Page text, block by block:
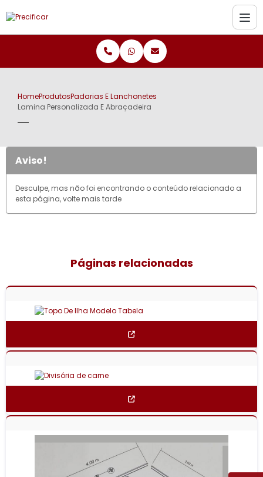
HomeProdutosPadarias E Lanchonetes
Lamina Personalizada E Abraçadeira
Aviso!
Desculpe, mas não foi encontrando o conteúdo relacionado a
esta página, volte mais tarde
Páginas relacionadas